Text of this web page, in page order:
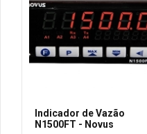
Indicador de Vazão
N1500FT - Novus